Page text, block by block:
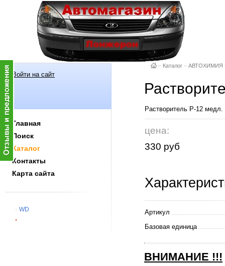
Войти на сайт
Главная
Поиск
Каталог
Контакты
Карта сайта
WD
– Каталог – АВТОХИМИЯ
Растворитель Р-12
цена:
330 руб
Артикул
Базовая единица
ВНИМАНИЕ !!!